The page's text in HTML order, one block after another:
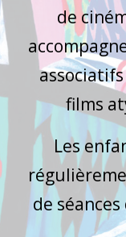
de
films
Les
de